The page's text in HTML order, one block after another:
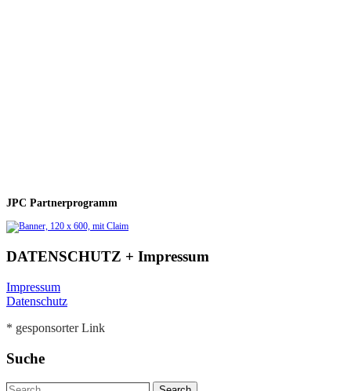
JPC Partnerprogramm
DATENSCHUTZ + Impressum
Impressum
Datenschutz
* gesponsorter Link
Suche